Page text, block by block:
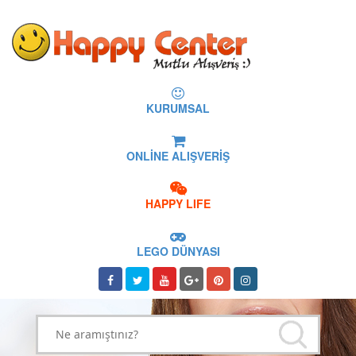
KURUMSAL
ONLİNE ALIŞVERİŞ
HAPPY LIFE
LEGO DÜNYASI